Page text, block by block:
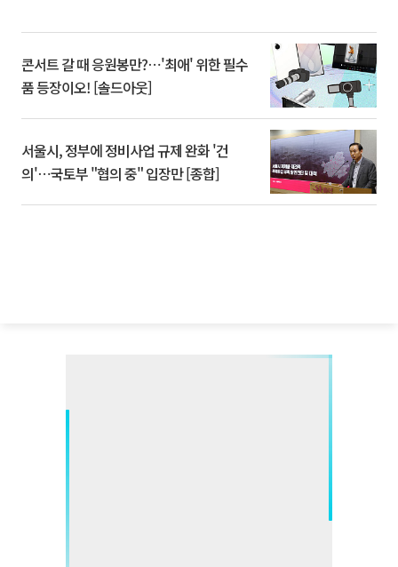
콘서트 갈 때 응원봉만?⋯'최애' 위한 필수
품 등장이오! [솔드아웃]
서울시, 정부에 정비사업 규제 완화 '건
의'⋯국토부 "협의 중" 입장만 [종합]